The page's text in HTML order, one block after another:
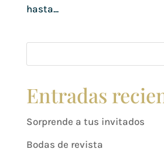
hasta...
Entradas
Sorprende a tus invitados
Bodas de revista